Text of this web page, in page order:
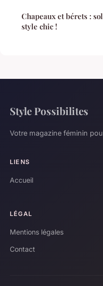
Chapeaux et bérets :
style chic !
Style Possibilites
Votre magazine féminin
LIENS
Accueil
LÉGAL
Mentions légales
Contact